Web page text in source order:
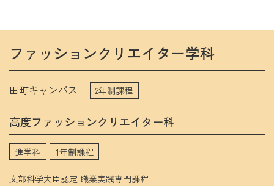
医療事務学科
ファッションクリエイター学科
ブライダル・コンシェルジュ学科
パティシエ・ブーランジェ学科
介護福祉学科
アニメイラスト学科
eスポーツビジネス学科
ファッションクリエイター学科
田町キャンパス 2年制課程
高度ファッションクリエイター科
進学科 1年制課程
文部科学大臣認定 職業実践専門課程